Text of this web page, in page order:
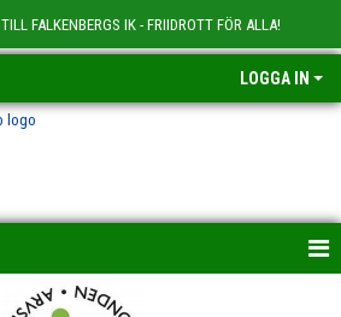
FALKENBERGS IK - FRIIDROTT FÖR ALLA!
LOGGA IN